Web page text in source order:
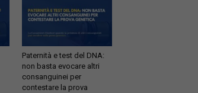
Paternità e test del DNA:
non basta evocare altri
consanguinei per
contestare la prova